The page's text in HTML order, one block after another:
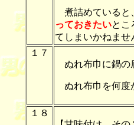
煮詰めていると
っておきたいとこ
てしまいかねませ
１７
ぬれ布巾に鍋の
ぬれ布巾を何度
１８